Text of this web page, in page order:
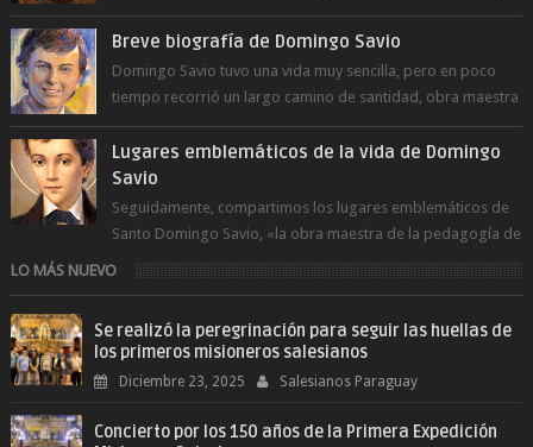
día le pide a Don Bosco...
Breve biografía de Domingo Savio
Domingo Savio tuvo una vida muy sencilla, pero en poco
tiempo recorrió un largo camino de santidad, obra maestra
del Espíritu Santo y fr...
Lugares emblemáticos de la vida de Domingo
Savio
Seguidamente, compartimos los lugares emblemáticos de
Santo Domingo Savio, «la obra maestra de la pedagogía de
Don Bosco». San Giovann...
LO MÁS NUEVO
Se realizó la peregrinación para seguir las huellas de
los primeros misioneros salesianos
Diciembre 23, 2025 Salesianos Paraguay
Concierto por los 150 años de la Primera Expedición